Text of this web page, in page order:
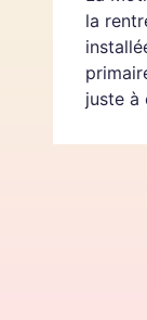
la
juste à